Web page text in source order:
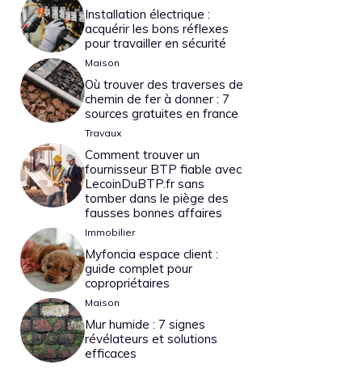
Installation électrique :
acquérir les bons réflexes
pour travailler en sécurité
Maison
Où trouver des traverses de
chemin de fer à donner : 7
sources gratuites en france
Travaux
Comment trouver un
fournisseur BTP fiable avec
LecoinDuBTP.fr sans
tomber dans le piège des
fausses bonnes affaires
Immobilier
Myfoncia espace client :
guide complet pour
copropriétaires
Maison
Mur humide : 7 signes
révélateurs et solutions
efficaces